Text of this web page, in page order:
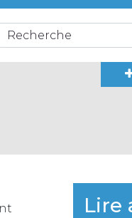
Lire